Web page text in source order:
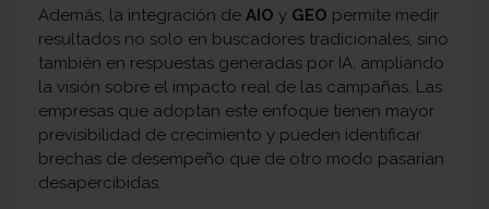
Además, la integración de AIO y GEO permite medir
resultados no solo en buscadores tradicionales, sino
también en respuestas generadas por IA, ampliando
la visión sobre el impacto real de las campañas. Las
empresas que adoptan este enfoque tienen mayor
previsibilidad de crecimiento y pueden identificar
brechas de desempeño que de otro modo pasarían
desapercibidas.